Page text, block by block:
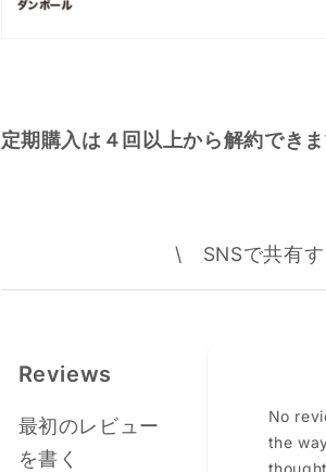
定期購入は４回以上から解約できま
\ SNSで共有
Reviews
最初のレビュー
を書く
No
the